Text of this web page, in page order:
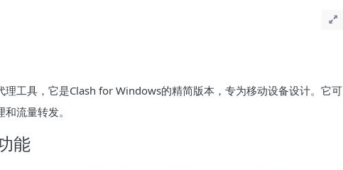
理工具，它是Clash for Windows的精简版本，专为移动设备设计。它可
流量转发。
能